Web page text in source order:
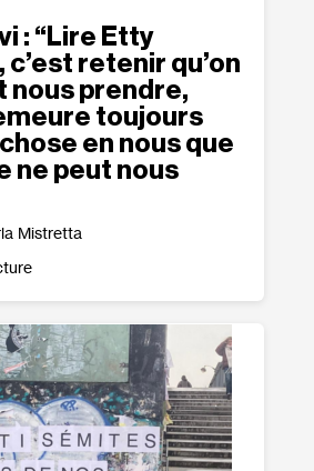
: “Lire Etty
c’est retenir qu’on
nous prendre,
toujours
en nous que
ne peut nous
Mistretta